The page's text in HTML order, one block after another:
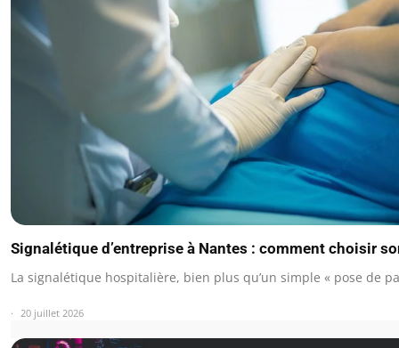
Signalétique d’entreprise à Nantes : comment choisir
La signalétique hospitalière, bien plus qu’un simple « pose de
20 juillet 2026